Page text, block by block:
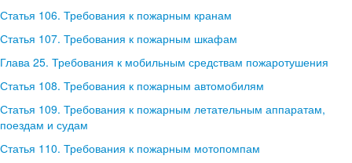
Статья 106. Требования к пожарным кранам
Статья 107. Требования к пожарным шкафам
Глава 25. Требования к мобильным средствам пожаротушения
Статья 108. Требования к пожарным автомобилям
Статья 109. Требования к пожарным летательным аппаратам,
поездам и судам
Статья 110. Требования к пожарным мотопомпам